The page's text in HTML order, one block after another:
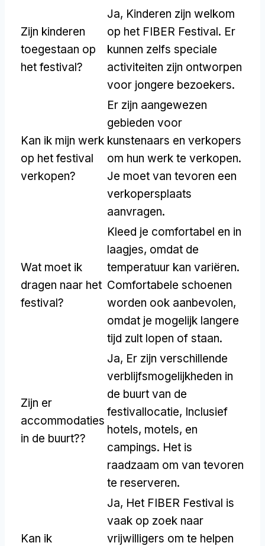
Zijn kinderen
toegestaan op
het festival?
Ja, Kinderen zijn welkom
op het FIBER Festival. Er
kunnen zelfs speciale
activiteiten zijn ontworpen
voor jongere bezoekers.
Kan ik mijn werk
op het festival
verkopen?
Er zijn aangewezen
gebieden voor
kunstenaars en verkopers
om hun werk te verkopen.
Je moet van tevoren een
verkopersplaats
aanvragen.
Wat moet ik
dragen naar het
festival?
Kleed je comfortabel en in
laagjes, omdat de
temperatuur kan variëren.
Comfortabele schoenen
worden ook aanbevolen,
omdat je mogelijk langere
tijd zult lopen of staan.
Zijn er
accommodaties
in de buurt??
Ja, Er zijn verschillende
verblijfsmogelijkheden in
de buurt van de
festivallocatie, Inclusief
hotels, motels, en
campings. Het is
raadzaam om van tevoren
te reserveren.
Kan ik
Ja, Het FIBER Festival is
vaak op zoek naar
vrijwilligers om te helpen